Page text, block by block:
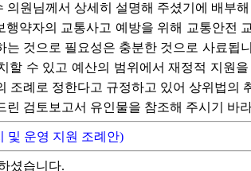
원님께서 상세히 설명해 주셨기에 배부
약자의 교통사고 예방을 위해 교통안전
것으로 필요성은 충분한 것으로 사료됩
할 수 있고 예산의 범위에서 재정적 지원
조례로 정한다고 규정하고 있어 상위법의
린 검토보고서 유인물을 참조해 주시기 바
및 운영 지원 조례안)
셨습니다.